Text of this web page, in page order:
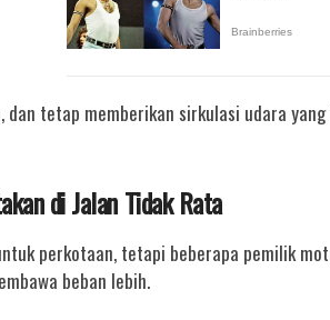
tetap memberikan sirkulasi udara
di Jalan Tidak Rata
perkotaan, tetapi beberapa pemilik
beban lebih.